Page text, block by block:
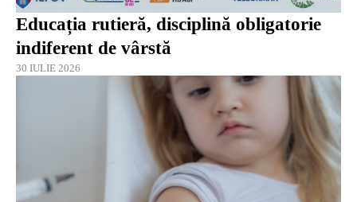
Educația rutieră, disciplină obligatorie
indiferent de vârstă
30 IULIE 2026